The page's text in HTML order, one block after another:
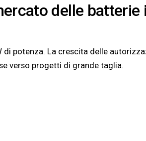
delle batterie
di potenza. La crescita delle
verso progetti di grande taglia.